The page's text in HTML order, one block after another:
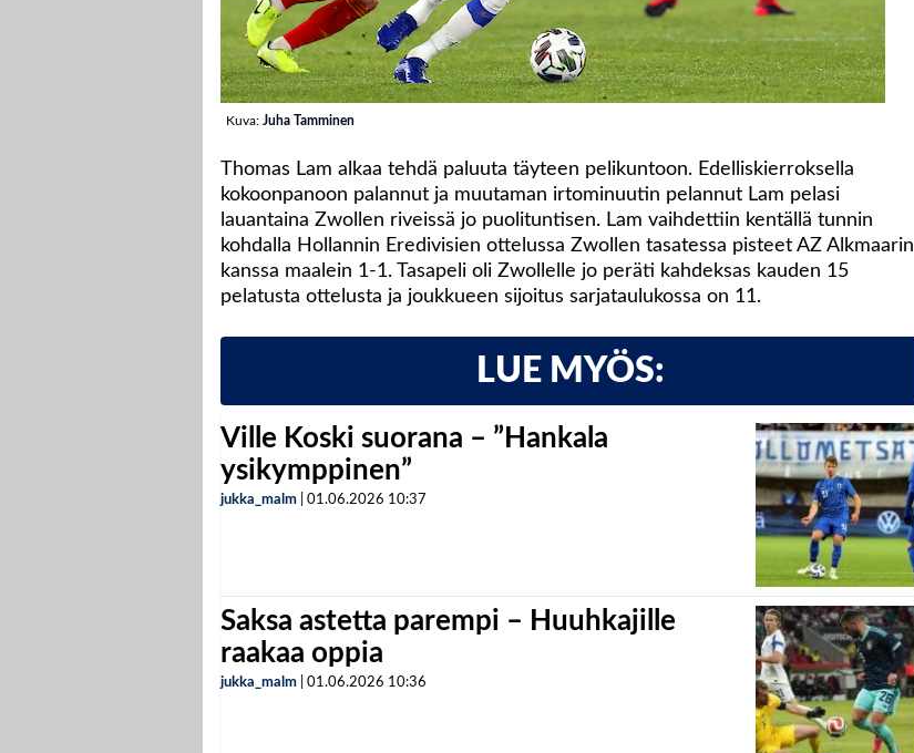
Kuva: Juha Tamminen
Thomas Lam alkaa tehdä paluuta täyteen pelikuntoon. Edelliskierroksella
kokoonpanoon palannut ja muutaman irtominuutin pelannut Lam pelasi
lauantaina Zwollen riveissä jo puolituntisen. Lam vaihdettiin kentällä tunnin
kohdalla Hollannin Eredivisien ottelussa Zwollen tasatessa pisteet AZ Alkmaarin
kanssa maalein 1-1. Tasapeli oli Zwollelle jo peräti kahdeksas kauden 15
pelatusta ottelusta ja joukkueen sijoitus sarjataulukossa on 11.
LUE MYÖS:
Ville Koski suorana – ”Hankala
ysikymppinen”
jukka_malm 01.06.2026 10:37
Saksa astetta parempi – Huuhkajille
raakaa oppia
jukka_malm 01.06.2026 10:36